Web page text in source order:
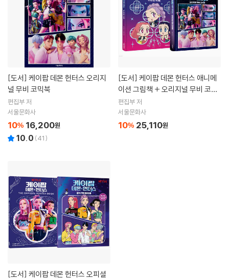
[도서]
널 무비 코믹북
편집부 저
서울문화사
10% 16,200원
10.0 (41)
[도서]
이션 그림책 + 오리지널 무비 코믹
북 세트
편집부 저
서울문화사
10% 25,110원
[도서]